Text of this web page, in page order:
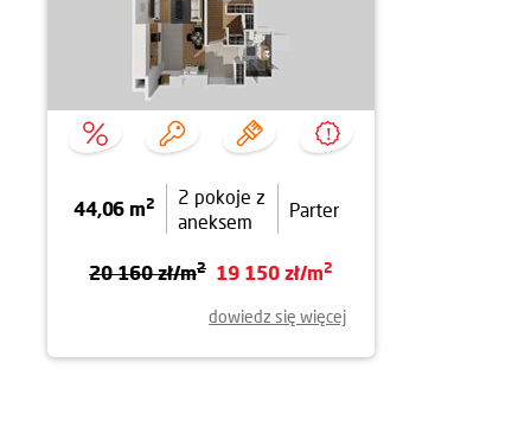
44,06 m2
2 pokoje z
aneksem
Parter
20 160 zł/m2 19 150 zł/m2
dowiedz się więcej